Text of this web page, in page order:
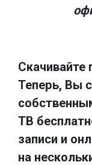
Скачивайте
Теперь, Вы
ТВ
записи и
на